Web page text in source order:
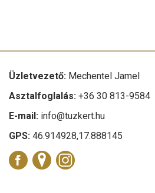
Üzletvezető: Mechentel Jamel
Asztalfoglalás: +36 30 813-9584
E-mail: info@tuzkert.hu
GPS: 46.914928,17.888145